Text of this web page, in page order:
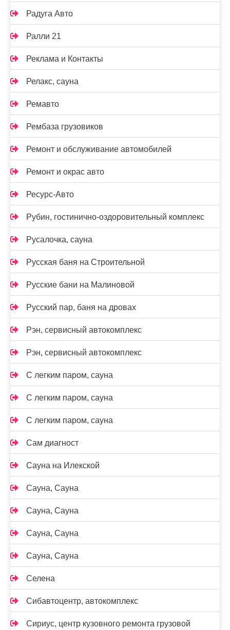
Радуга Авто
Ралли 21
Реклама и Контакты
Релакс, сауна
Ремавто
Рембаза грузовиков
Ремонт и обслуживание автомобилей
Ремонт и окрас авто
Ресурс-Авто
Рубин, гостинично-оздоровительный комплекс
Русалочка, сауна
Русская баня на Строительной
Русские бани на Малиновой
Русский пар, баня на дровах
Рэн, сервисный автокомплекс
Рэн, сервисный автокомплекс
С легким паром, сауна
С легким паром, сауна
С легким паром, сауна
Сам диагност
Сауна на Илекской
Сауна, Сауна
Сауна, Сауна
Сауна, Сауна
Сауна, Сауна
Селена
Сибавтоцентр, автокомплекс
Сириус, центр кузовного ремонта грузовой